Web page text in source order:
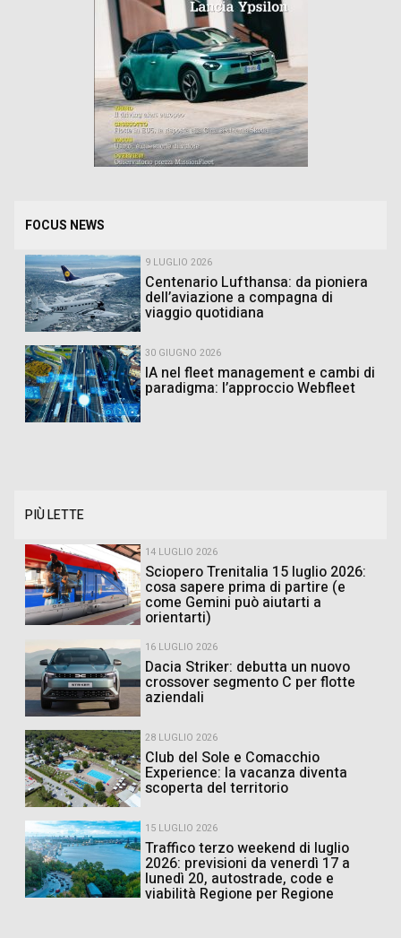
FOCUS NEWS
9 LUGLIO 2026
Centenario Lufthansa: da pioniera
dell’aviazione a compagna di
viaggio quotidiana
30 GIUGNO 2026
IA nel fleet management e cambi di
paradigma: l’approccio Webfleet
PIÙ LETTE
14 LUGLIO 2026
Sciopero Trenitalia 15 luglio 2026:
cosa sapere prima di partire (e
come Gemini può aiutarti a
orientarti)
16 LUGLIO 2026
Dacia Striker: debutta un nuovo
crossover segmento C per flotte
aziendali
28 LUGLIO 2026
Club del Sole e Comacchio
Experience: la vacanza diventa
scoperta del territorio
15 LUGLIO 2026
Traffico terzo weekend di luglio
2026: previsioni da venerdì 17 a
lunedì 20, autostrade, code e
viabilità Regione per Regione